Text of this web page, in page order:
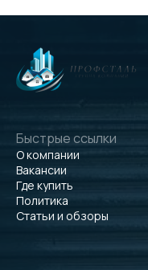
Быстрые ссылки
О компании
Вакансии
Где купить
Политика
Статьи и обзоры